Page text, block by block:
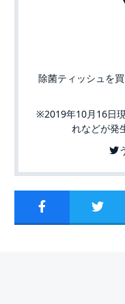
除菌ティッシュを
※2019年10月16日
れなどが発